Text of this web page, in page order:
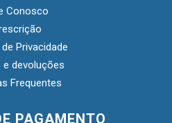
Conosco
Privacidade
e devoluções
Frequentes
PAGAMENTO